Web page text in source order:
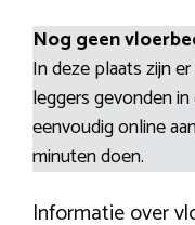
Nog geen
In deze plaats zijn
leggers gevonden
eenvoudig online
minuten doen.
Informatie over